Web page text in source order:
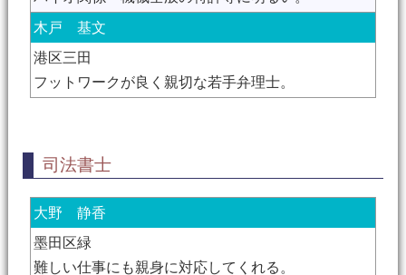
木戸 基文
港区三田
フットワークが良く親切な若手弁理士。
司法書士
大野 静香
墨田区緑
難しい仕事にも親身に対応してくれる。